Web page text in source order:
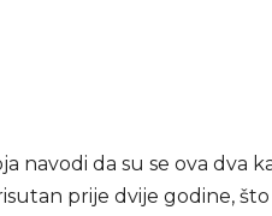
navodi da su se ova dva
prije dvije godine,